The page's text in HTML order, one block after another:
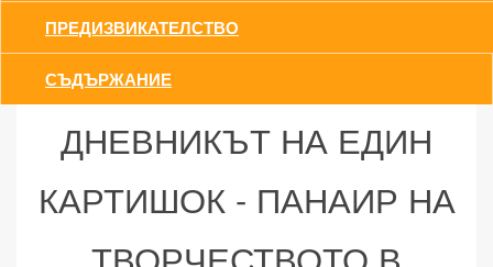
ПРЕДИЗВИКАТЕЛСТВО
СЪДЪРЖАНИЕ
ДНЕВНИКЪТ НА ЕДИН
КАРТИШОК - ПАНАИР НА